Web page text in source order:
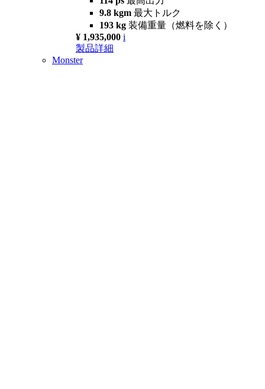
9.8 kgm 最大トルク
193 kg 装備重量（燃料を除く）
¥ 1,935,000 i
製品詳細
Monster